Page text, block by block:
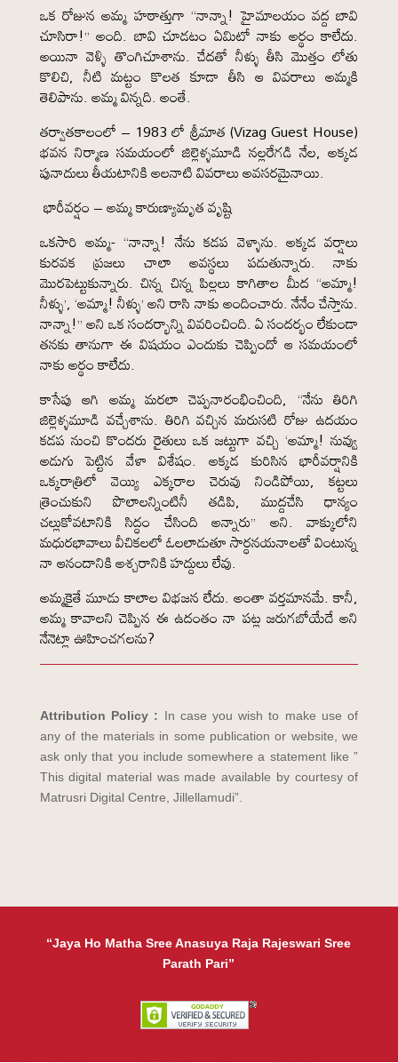
ఒక రోజున అమ్మ హఠాత్తుగా “నాన్నా! హైమాలయం వద్ద బావి
చూసిరా!” అంది. బావి చూడటం ఏమిటో నాకు అర్థం కాలేదు.
అయినా వెళ్ళి తొంగిచూశాను. చేదతో నీళ్ళు తీసి మొత్తం లోతు
కొలిచి, నీటి మట్టం కొలత కూడా తీసి ఆ వివరాలు అమ్మకి
తెలిపాను. అమ్మ విన్నది. అంతే.
తర్వాతకాలంలో – 1983 లో శ్రీమాత (Vizag Guest House)
భవన నిర్మాణ సమయంలో జిల్లెళ్ళమూడి నల్లరేగడి నేల, అక్కడ
పునాదులు తీయటానికి అలనాటి వివరాలు అవసరమైనాయి.
భారీవర్షం – అమ్మ కారుణ్యామృత వృష్టి
ఒకసారి అమ్మ- “నాన్నా! నేను కడప వెళ్ళాను. అక్కడ వర్షాలు
కురవక ప్రజలు చాలా అవస్థలు పడుతున్నారు. నాకు
మొరపెట్టుకున్నారు. చిన్న చిన్న పిల్లలు కాగితాల మీద “అమ్మా!
నీళ్ళు’, ‘అమ్మా! నీళ్ళు’ అని రాసి నాకు అందించారు. నేనేం చేస్తాను.
నాన్నా!” అని ఒక సందర్భాన్ని వివరించింది. ఏ సందర్భం లేకుండా
తనకు తానుగా ఈ విషయం ఎందుకు చెప్పిందో ఆ సమయంలో
నాకు అర్థం కాలేదు.
కాసేపు ఆగి అమ్మ మరలా చెప్పనారంభించింది, “నేను తిరిగి
జిల్లెళ్ళమూడి వచ్చేశాను. తిరిగి వచ్చిన మరుసటి రోజు ఉదయం
కడప నుంచి కొందరు రైతులు ఒక జట్టుగా వచ్చి ‘అమ్మా! నువ్వు
అడుగు పెట్టిన వేళా విశేషం. అక్కడ కురిసిన భారీవర్షానికి
ఒక్కరాత్రిలో వెయ్యి ఎక్కరాల చెరువు నిండిపోయి, కట్టలు
త్రెంచుకుని పొలాలన్నింటినీ తడిపి, ముద్దచేసి ధాన్యం
చల్లుకోవటానికి సిద్ధం చేసింది అన్నారు” అని. వాక్కులోని
మధురభావాలు వీచికలలో ఓలలాడుతూ సార్ధనయనాలతో వింటున్న
నా ఆనందానికి అశ్చరానికి హద్దులు లేవు.
అమ్మకైతే మూడు కాలాల విభజన లేదు. అంతా వర్తమానమే. కానీ,
అమ్మ కావాలని చెప్పిన ఈ ఉదంతం నా పట్ల జరుగబోయేదే అని
నేనెట్లా ఊహించగలను?
Attribution Policy : In case you wish to make use of
any of the materials in some publication or website, we
ask only that you include somewhere a statement like ”
This digital material was made available by courtesy of
Matrusri Digital Centre, Jillellamudi”.
“Jaya Ho Matha Sree Anasuya Raja Rajeswari Sree
Parath Pari”